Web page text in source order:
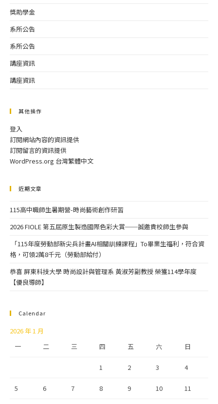
獎助學金
系所公告
系所公告
講座資訊
講座資訊
其他操作
登入
訂閱網站內容的資訊提供
訂閱留言的資訊提供
WordPress.org 台灣繁體中文
近期文章
115高中職師生暑期營-時尚藝術創作研習
2026 FIOLE 第五屆原生製造國際色彩大賞──誠邀貴校師生參與
「115年度勞動部新尖兵計畫AI相關訓練課程」To畢業生福利，符合資
格，可領2萬8千元（勞動部給付）
恭喜 屏東科技大學 時尚設計與管理系 黃淑芳副教授 榮獲114學年度
【優良導師】
Calendar
2026 年 1 月
一
二 三 四 五 六 日
1 2 3 4
5 6 7 8 9 10 11